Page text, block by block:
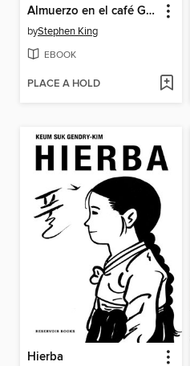
Almuerzo en el café Gotham
byStephen King
EBOOK
PLACE A HOLD
Hierba